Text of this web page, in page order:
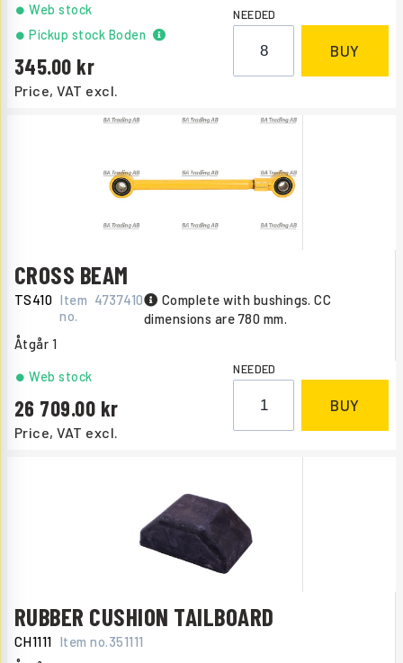
Price, VAT excl.
345.00
Web stock
Pickup stock Boden
NEEDED
BUY
CROSS BEAM
TS410 Item
no.
4737410
Complete with bushings. CC
dimensions are 780 mm.
Åtgår 1
Price, VAT excl.
26 709.00
Web stock NEEDED
BUY
RUBBER CUSHION TAILBOARD
CH1111 Item no.351111